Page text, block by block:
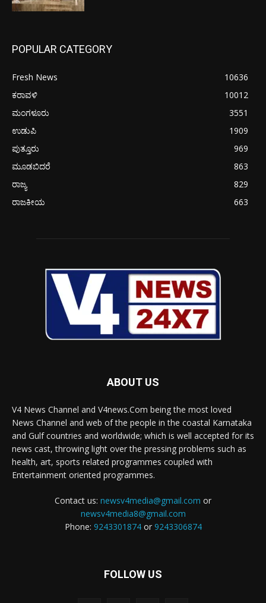
POPULAR CATEGORY
Fresh News
10636
ಕರಾವಳಿ
10012
ಮಂಗಳೂರು
3551
ಉಡುಪಿ
1909
ಪುತ್ತೂರು
969
ಮೂಡಬಿದರೆ
863
ರಾಜ್ಯ
829
ರಾಜಕೀಯ
663
ABOUT US
V4 News Channel and V4news.Com being the most loved
News Channel and web of the people in the coastal Karnataka
and Gulf countries and worldwide; which is well accepted for its
news cast, throwing light over the pressing problems such as
health, art, sports related programmes coupled with
Entertainment oriented programmes.
Contact us: newsv4media@gmail.com or
newsv4media8@gmail.com
Phone: 9243301874or 9243306874
FOLLOW US